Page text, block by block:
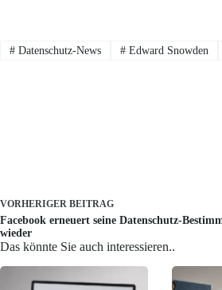
#Datenschutz-News #Edward Snowden
VORHERIGER BEITRAG
Facebook erneuert seine Datenschutz-
wieder
Das könnte Sie auch interessieren..